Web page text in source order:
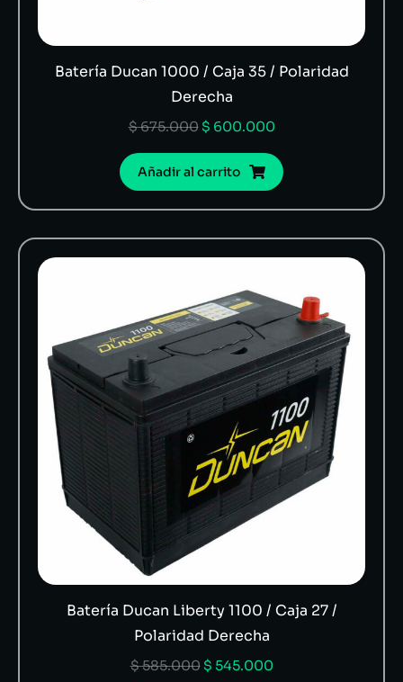
Batería Ducan 1000 / Caja 35 / Polaridad
Derecha
$675.000 $ 600.000
Añadir al carrito
Batería Ducan Liberty 1100 / Caja 27 /
Polaridad Derecha
$585.000 $ 545.000